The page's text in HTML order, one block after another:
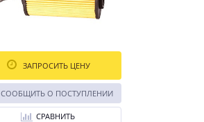
ЗАПРОСИТЬ ЦЕНУ
СООБЩИТЬ О ПОСТУПЛЕНИИ
СРАВНИТЬ